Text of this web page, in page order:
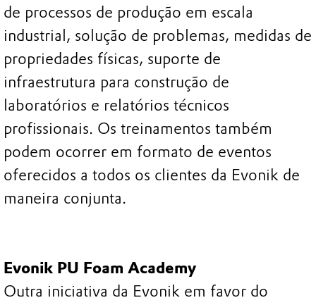
de processos de produção em escala
industrial, solução de problemas, medidas de
propriedades físicas, suporte de
infraestrutura para construção de
laboratórios e relatórios técnicos
profissionais. Os treinamentos também
podem ocorrer em formato de eventos
oferecidos a todos os clientes da Evonik de
maneira conjunta.
Evonik PU Foam Academy
Outra iniciativa da Evonik em favor do